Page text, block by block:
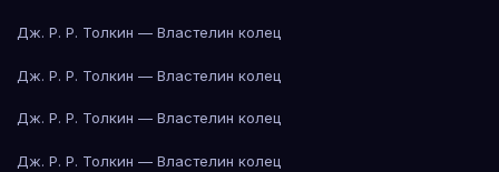
Дж. Р. Р. Толкин — Властелин колец
Дж. Р. Р. Толкин — Властелин колец
Дж. Р. Р. Толкин — Властелин колец
Дж. Р. Р. Толкин — Властелин колец